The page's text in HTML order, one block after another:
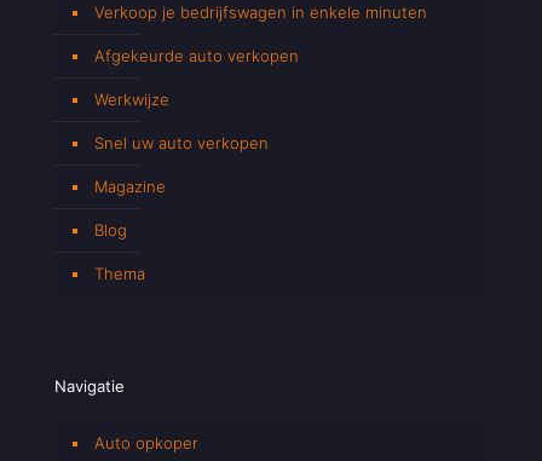
Verkoop je bedrijfswagen in enkele minuten
Afgekeurde auto verkopen
Werkwijze
Snel uw auto verkopen
Magazine
Blog
Thema
Navigatie
Auto opkoper